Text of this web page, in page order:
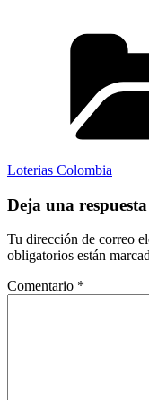
Loterias Colombia
Deja una respuesta
Tu dirección de correo
obligatorios están
Comentario *